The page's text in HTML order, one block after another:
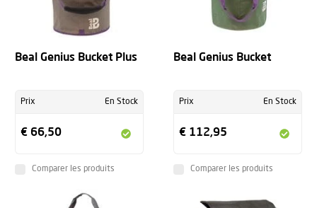
Beal Genius Bucket Plus
Prix En Stock
€ 66,50
Comparer les produits
Beal Genius Bucket
Prix En Stock
€ 112,95
Comparer les produits